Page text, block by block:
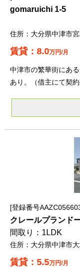
gomaruichi 1-5
大分県中津市
8.0万円/月
中津市の繁華街にあ
あり。（借主にて契約
登録番号
クレールプランド
1LDK
大分県中津市
5.5万円/月